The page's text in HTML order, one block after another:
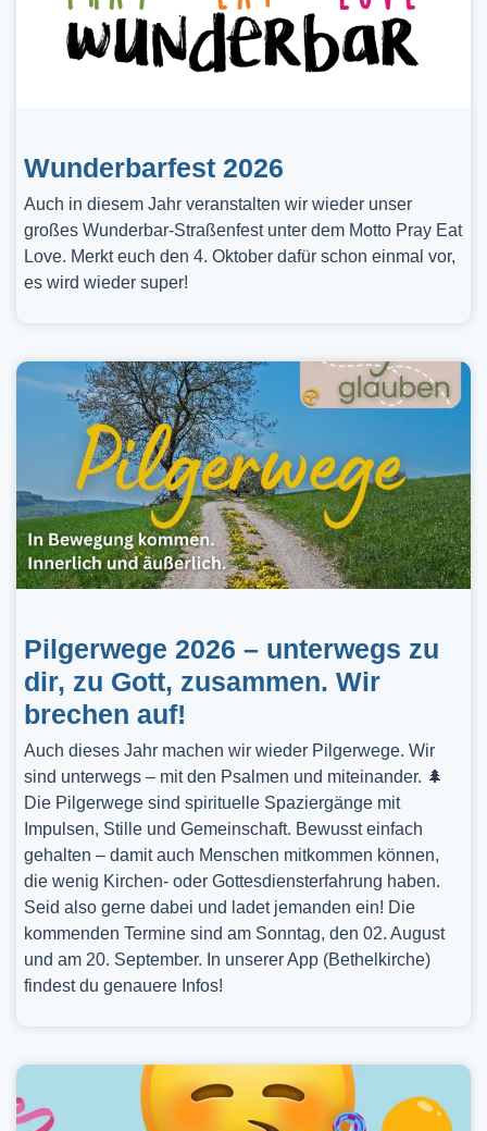
Wunderbarfest 2026
Auch in diesem Jahr veranstalten wir wieder unser
großes Wunderbar-Straßenfest unter dem Motto Pray Eat
Love. Merkt euch den 4. Oktober dafür schon einmal vor,
es wird wieder super!
Pilgerwege 2026 – unterwegs zu
dir, zu Gott, zusammen. Wir
brechen auf!
Auch dieses Jahr machen wir wieder Pilgerwege. Wir
sind unterwegs – mit den Psalmen und miteinander. 🌲
Die Pilgerwege sind spirituelle Spaziergänge mit
Impulsen, Stille und Gemeinschaft. Bewusst einfach
gehalten – damit auch Menschen mitkommen können,
die wenig Kirchen- oder Gottesdiensterfahrung haben.
Seid also gerne dabei und ladet jemanden ein! Die
kommenden Termine sind am Sonntag, den 02. August
und am 20. September. In unserer App (Bethelkirche)
findest du genauere Infos!